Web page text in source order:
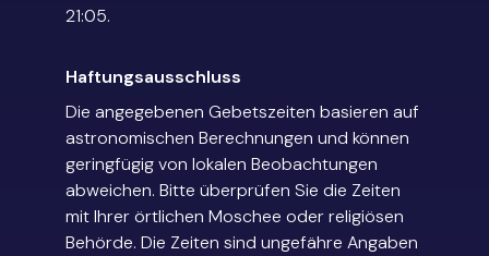
21:05.
Haftungsausschluss
Die angegebenen Gebetszeiten basieren auf
astronomischen Berechnungen und können
geringfügig von lokalen Beobachtungen
abweichen. Bitte überprüfen Sie die Zeiten
mit Ihrer örtlichen Moschee oder religiösen
Behörde. Die Zeiten sind ungefähre Angaben